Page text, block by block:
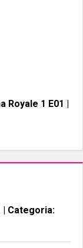
Royale 1 E01 |
| Categoria: